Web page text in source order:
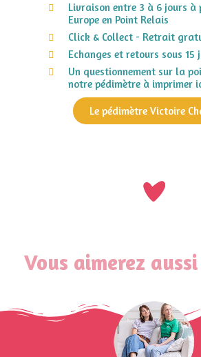
Livraison entre 3 à 6 jours à
Europe en Point Relais
Click & Collect - Retrait
Echanges et retours sous 15
Un questionnement sur la
notre pédimètre à imprimer
Le pédimètre Victoire
Vous aimerez